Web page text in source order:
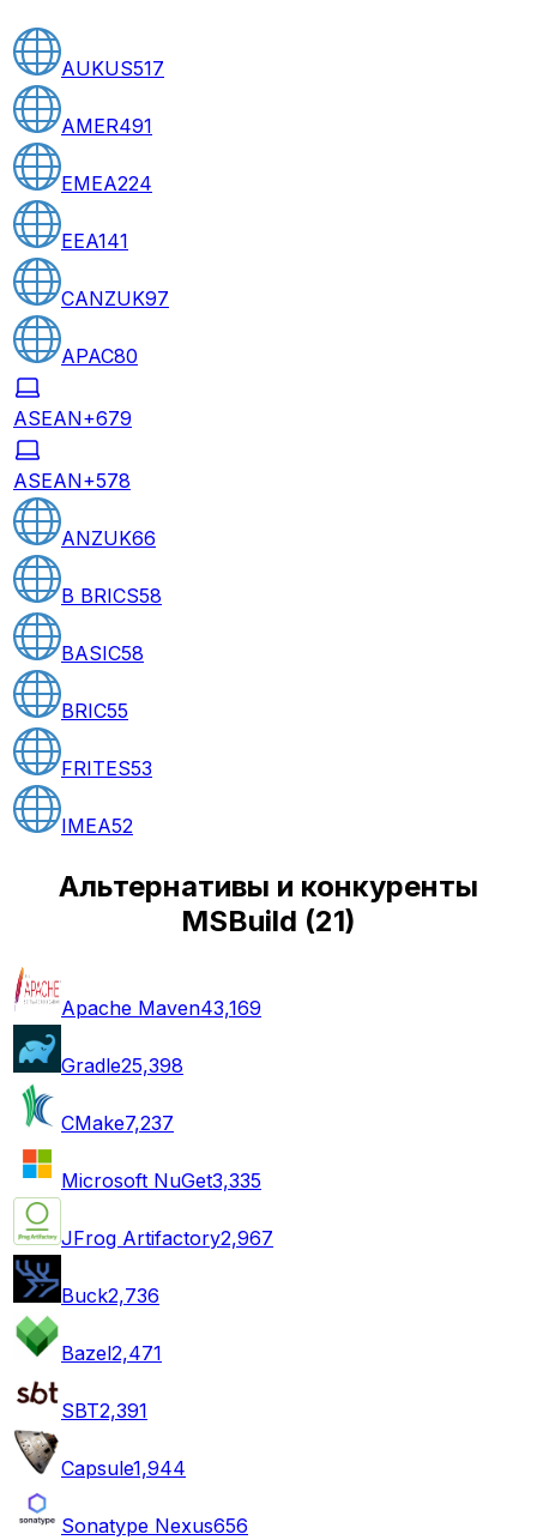
AUKUS517
AMER491
EMEA224
EEA141
CANZUK97
APAC80
ASEAN+679
ASEAN+578
ANZUK66
B BRICS58
BASIC58
BRIC55
FRITES53
IMEA52
Альтернативы и конкуренты
MSBuild (21)
Apache Maven43,169
Gradle25,398
CMake7,237
Microsoft NuGet3,335
JFrog Artifactory2,967
Buck2,736
Bazel2,471
SBT2,391
Capsule1,944
Sonatype Nexus656